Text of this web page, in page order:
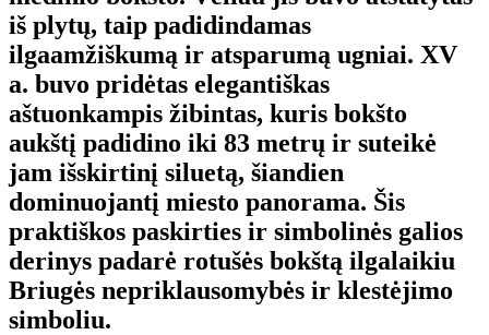
iš plytų, taip padidindamas
ilgaamžiškumą ir atsparumą ugniai. XV
a. buvo pridėtas elegantiškas
aštuonkampis žibintas, kuris bokšto
aukštį padidino iki 83 metrų ir suteikė
jam išskirtinį siluetą, šiandien
dominuojantį miesto panorama. Šis
praktiškos paskirties ir simbolinės galios
derinys padarė rotušės bokštą ilgalaikiu
Briugės nepriklausomybės ir klestėjimo
simboliu.